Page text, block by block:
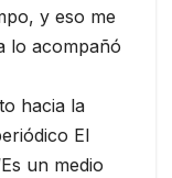
y eso me
lo acompañó
hacia la
El
un medio